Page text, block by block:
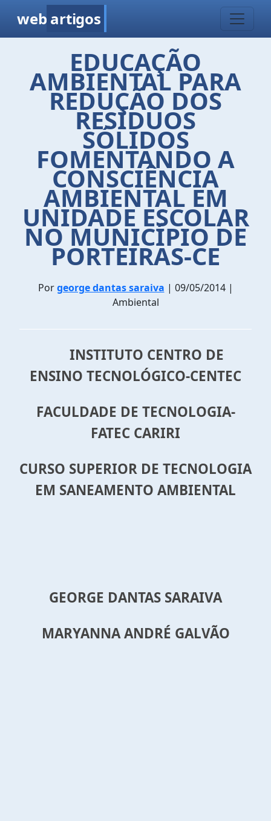
web artigos
EDUCAÇÃO
AMBIENTAL PARA
REDUÇÃO DOS
RESÍDUOS
SÓLIDOS
FOMENTANDO A
CONSCIÊNCIA
AMBIENTAL EM
UNIDADE ESCOLAR
NO MUNICÍPIO DE
PORTEIRAS-CE
Porgeorge dantas saraiva | 09/05/2014 |
Ambiental
INSTITUTO CENTRO DE
ENSINO TECNOLÓGICO-CENTEC
FACULDADE DE TECNOLOGIA-
FATEC CARIRI
CURSO SUPERIOR DE TECNOLOGIA
EM SANEAMENTO AMBIENTAL
GEORGE DANTAS SARAIVA
MARYANNA ANDRÉ GALVÃO